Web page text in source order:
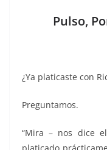
Pulso,
¿Ya platicaste con
Preguntamos.
“Mira – nos dice el